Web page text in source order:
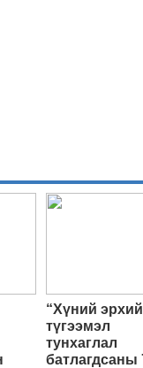
“Хүний
түгээмэл
тунхаглал
батлагдсаны